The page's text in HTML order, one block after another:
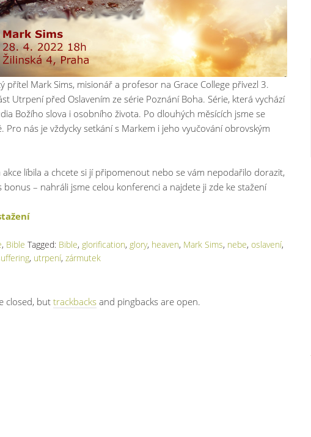
přítel Mark Sims, misionář a profesor na Grace College přivezl 3.
Utrpení před Oslavením ze série Poznání Boha. Série, která vychází
Božího slova i osobního života. Po dlouhých měsících jsme se
Pro nás je vždycky setkání s Markem i jeho vyučování obrovským
akce líbila a chcete si jí připomenout nebo se vám nepodařilo dorazit,
bonus – nahráli jsme celou konferenci a najdete ji zde ke stažení
, Bible Tagged: Bible, glorification, glory, heaven, Mark Sims, nebe, oslavení,
, utrpení, zármutek
closed, but trackbacks and pingbacks are open.